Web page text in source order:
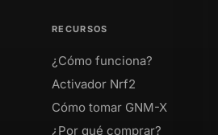
RECURSOS
¿Cómo funciona?
Activador Nrf2
Cómo tomar GNM-X
¿Por qué comprar?